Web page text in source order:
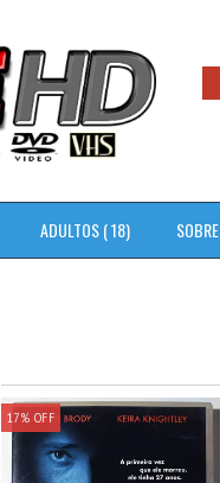
ADULTOS ( 18) SOBRE
17% OFF